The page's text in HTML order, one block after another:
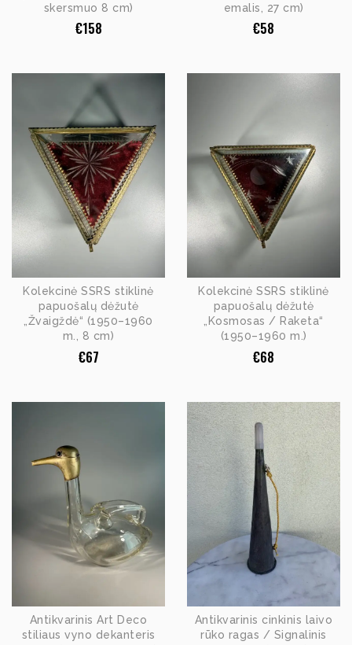
skersmuo 8 cm)
€158
emalis, 27 cm)
€58
Kolekcinė SSRS stiklinė
papuošalų dėžutė
„Žvaigždė“ (1950–1960
m., 8 cm)
€67
Kolekcinė SSRS stiklinė
papuošalų dėžutė
„Kosmosas / Raketa“
(1950–1960 m.)
€68
Antikvarinis Art Deco
stiliaus vyno dekanteris
Antikvarinis cinkinis laivo
rūko ragas / Signalinis